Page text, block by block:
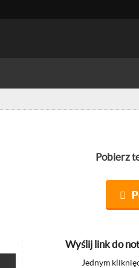
Pobierz
Wyślij link do
Jednym